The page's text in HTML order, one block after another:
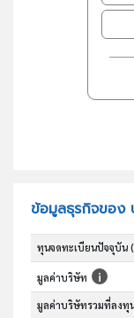
ข้อมูลธุรกิจของ
ทุนจดทะเบียนปัจจุบัน
มูลค่าบริษัท
มูลค่าบริษัทรวมที่ลงทุ